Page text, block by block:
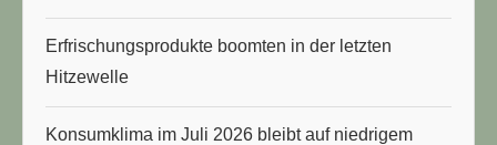
Erfrischungsprodukte boomten in der letzten
Hitzewelle
Konsumklima im Juli 2026 bleibt auf niedrigem